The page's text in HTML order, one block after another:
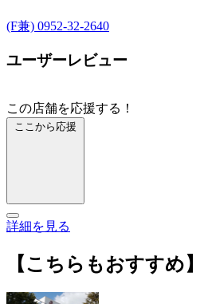
(F兼) 0952-32-2640
ユーザーレビュー
この店舗を応援する！
ここから応援
詳細を見る
【こちらもおすすめ】